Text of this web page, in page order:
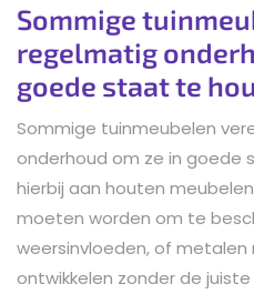
Sommige
regelmatig
goede staat te
Sommige tuinmeubelen
onderhoud om ze in goede
hierbij aan houten
moeten worden om te
weersinvloeden, of
ontwikkelen zonder de